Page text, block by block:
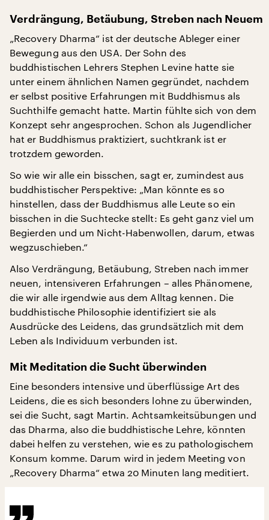
Verdrängung, Betäubung, Streben nach Neuem
„Recovery Dharma“ ist der deutsche Ableger einer
Bewegung aus den USA. Der Sohn des
buddhistischen Lehrers Stephen Levine hatte sie
unter einem ähnlichen Namen gegründet, nachdem
er selbst positive Erfahrungen mit Buddhismus als
Suchthilfe gemacht hatte. Martin fühlte sich von dem
Konzept sehr angesprochen. Schon als Jugendlicher
hat er Buddhismus praktiziert, suchtkrank ist er
trotzdem geworden.
So wie wir alle ein bisschen, sagt er, zumindest aus
buddhistischer Perspektive: „Man könnte es so
hinstellen, dass der Buddhismus alle Leute so ein
bisschen in die Suchtecke stellt: Es geht ganz viel um
Begierden und um Nicht-Habenwollen, darum, etwas
wegzuschieben.“
Also Verdrängung, Betäubung, Streben nach immer
neuen, intensiveren Erfahrungen – alles Phänomene,
die wir alle irgendwie aus dem Alltag kennen. Die
buddhistische Philosophie identifiziert sie als
Ausdrücke des Leidens, das grundsätzlich mit dem
Leben als Individuum verbunden ist.
Mit Meditation die Sucht überwinden
Eine besonders intensive und überflüssige Art des
Leidens, die es sich besonders lohne zu überwinden,
sei die Sucht, sagt Martin. Achtsamkeitsübungen und
das Dharma, also die buddhistische Lehre, könnten
dabei helfen zu verstehen, wie es zu pathologischem
Konsum komme. Darum wird in jedem Meeting von
„Recovery Dharma“ etwa 20 Minuten lang meditiert.